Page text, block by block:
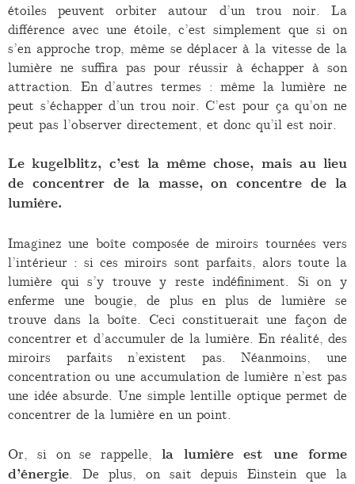
étoiles peuvent orbiter autour d’un trou noir. La
différence avec une étoile, c’est simplement que si on
s’en approche trop, même se déplacer à la vitesse de la
lumière ne suffira pas pour réussir à échapper à son
attraction. En d’autres termes : même la lumière ne
peut s’échapper d’un trou noir. C’est pour ça qu’on ne
peut pas l’observer directement, et donc qu’il est noir.
Le kugelblitz, c’est la même chose, mais au lieu
de concentrer de la masse, on concentre de la
lumière.
Imaginez une boîte composée de miroirs tournées vers
l’intérieur : si ces miroirs sont parfaits, alors toute la
lumière qui s’y trouve y reste indéfiniment. Si on y
enferme une bougie, de plus en plus de lumière se
trouve dans la boîte. Ceci constituerait une façon de
concentrer et d’accumuler de la lumière. En réalité, des
miroirs parfaits n’existent pas. Néanmoins, une
concentration ou une accumulation de lumière n’est pas
une idée absurde. Une simple lentille optique permet de
concentrer de la lumière en un point.
Or, si on se rappelle, la lumière est une forme
d’énergie . De plus, on sait depuis Einstein que la